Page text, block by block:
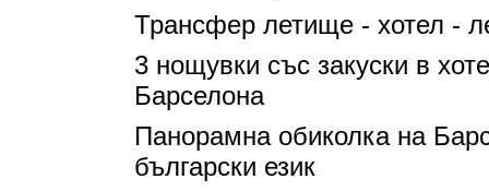
Трансфер летище - хотел -
3 нощувки със закуски в
Барселона
Панорамна обиколка на
български език